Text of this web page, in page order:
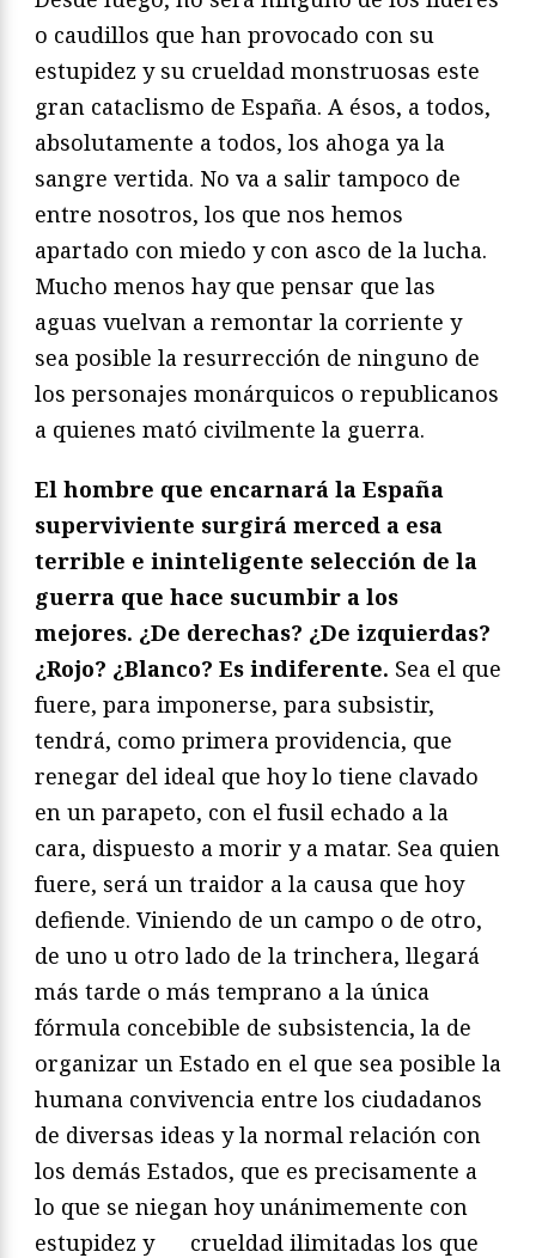
o caudillos que han provocado con su
estupidez y su crueldad monstruosas este
gran cataclismo de España. A ésos, a todos,
absolutamente a todos, los ahoga ya la
sangre vertida. No va a salir tampoco de
entre nosotros, los que nos hemos
apartado con miedo y con asco de la lucha.
Mucho menos hay que pensar que las
aguas vuelvan a remontar la corriente y
sea posible la resurrección de ninguno de
los personajes monárquicos o republicanos
a quienes mató civilmente la guerra.
El hombre que encarnará la España
superviviente surgirá merced a esa
terrible e ininteligente selección de la
guerra que hace sucumbir a los
mejores. ¿De derechas? ¿De izquierdas?
¿Rojo? ¿Blanco? Es indiferente. Sea el que
fuere, para imponerse, para subsistir,
tendrá, como primera providencia, que
renegar del ideal que hoy lo tiene clavado
en un parapeto, con el fusil echado a la
cara, dispuesto a morir y a matar. Sea quien
fuere, será un traidor a la causa que hoy
defiende. Viniendo de un campo o de otro,
de uno u otro lado de la trinchera, llegará
más tarde o más temprano a la única
fórmula concebible de subsistencia, la de
organizar un Estado en el que sea posible la
humana convivencia entre los ciudadanos
de diversas ideas y la normal relación con
los demás Estados, que es precisamente a
lo que se niegan hoy unánimemente con
estupidez y
crueldad ilimitadas los que